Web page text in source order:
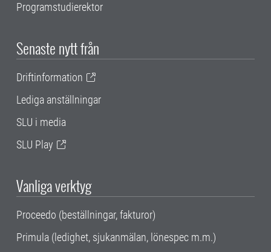
Programstudierektor
Senaste nytt från
Driftinformation
Lediga anställningar
SLU i media
SLU Play
Vanliga verktyg
Proceedo (beställningar, fakturor)
Primula (ledighet, sjukanmälan, lönespec m.m.)